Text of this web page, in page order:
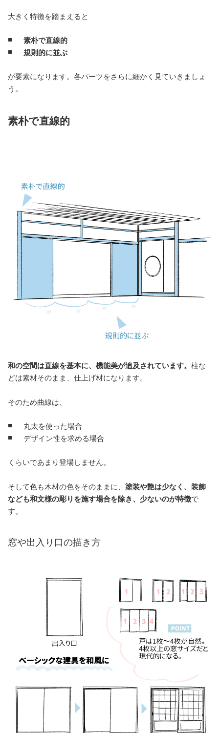
大きく特徴を踏まえると
素朴で直線的
規則的に並ぶ
が要素になります。各パーツをさらに細かく見ていきましょ
う。
素朴で直線的
和の空間は直線を基本に、機能美が追及されています。 柱な
どは素材そのまま、仕上げ材になります。
そのため曲線は、
丸太を使った場合
デザイン性を求める場合
くらいであまり登場しません。
そして色も木材の色をそのままに、 塗装や艶は少なく、装飾
なども和文様の彫りを施す場合を除き、少ないのが特徴で
す。
窓や出入り口の描き方